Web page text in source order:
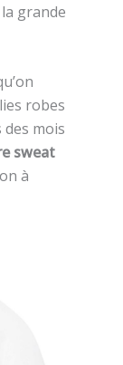
grande
robes
mois
sweat
à